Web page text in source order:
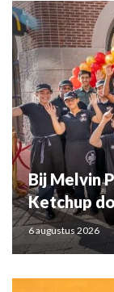
Bij Melvin
Ketchup
6 augustus 2026